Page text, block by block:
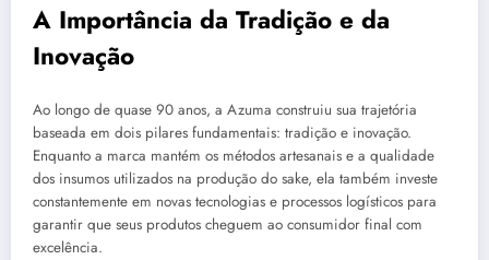
A Importância da Tradição e da
Inovação
Ao longo de quase 90 anos, a Azuma construiu sua trajetória
baseada em dois pilares fundamentais: tradição e inovação.
Enquanto a marca mantém os métodos artesanais e a qualidade
dos insumos utilizados na produção do sake, ela também investe
constantemente em novas tecnologias e processos logísticos para
garantir que seus produtos cheguem ao consumidor final com
excelência.